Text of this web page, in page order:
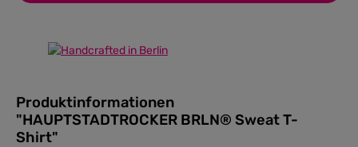
Produktinformationen
"HAUPTSTADTROCKER BRLN® Sweat T-
Shirt"